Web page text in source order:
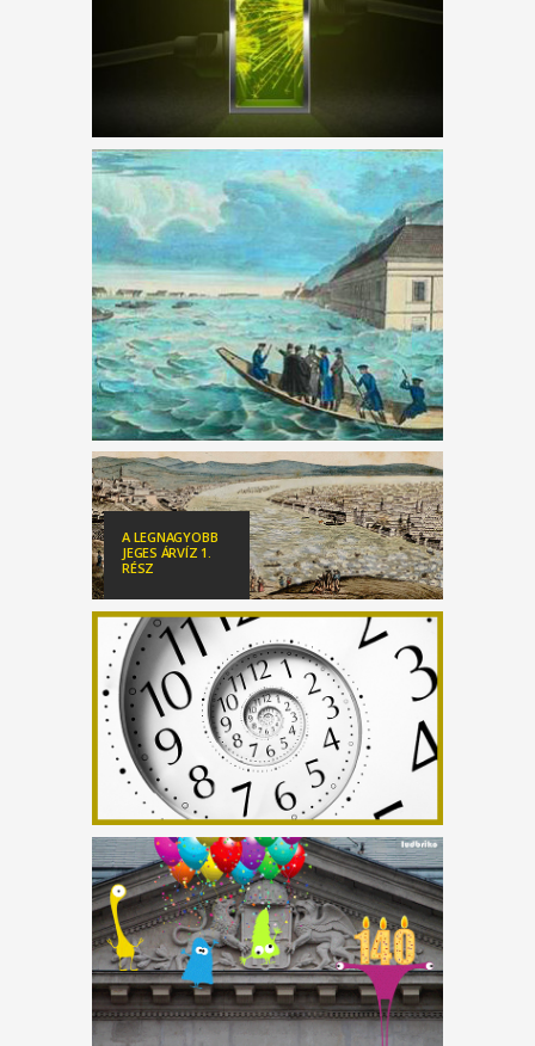
EGYPERCES – VASÚT A
BUDAI VÁRNEGYEDBEN
EGYPERCES – A
BUDAVÁRI SIKLÓ
A LEGNAGYOBB JEGES
ÁRVÍZ 2. RÉSZ
A LEGNAGYOBB
JEGES ÁRVÍZ 1.
RÉSZ